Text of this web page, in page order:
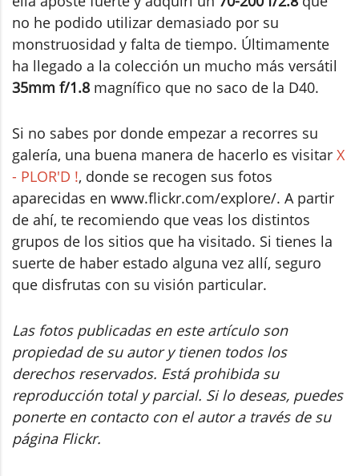
no he podido utilizar demasiado por su
monstruosidad y falta de tiempo. Últimamente
ha llegado a la colección un mucho más versátil
35mm f/1.8 magnífico que no saco de la D40.
Si no sabes por donde empezar a recorres su
galería, una buena manera de hacerlo es visitar X
- PLOR'D !, donde se recogen sus fotos
aparecidas en www.flickr.com/explore/. A partir
de ahí, te recomiendo que veas los distintos
grupos de los sitios que ha visitado. Si tienes la
suerte de haber estado alguna vez allí, seguro
que disfrutas con su visión particular.
Las fotos publicadas en este artículo son
propiedad de su autor y tienen todos los
derechos reservados. Está prohibida su
reproducción total y parcial. Si lo deseas, puedes
ponerte en contacto con el autor a través de su
página Flickr.